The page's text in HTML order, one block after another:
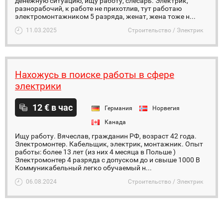
разнорабочий, к работе не прихотлив, тут работаю
электромонтажником 5 разряда, женат, жена тоже н...
11.03.2025 Строительство / Электрик
Нахожусь в поиске работы в сфере
электрики
12 € в час Германия
Норвегия
Канада
Ищу работу. Вячеслав, гражданин РФ, возраст 42 года.
Электромонтер. Кабельщик, электрик, монтажник. Опыт
работы: более 13 лет (из них 4 месяца в Польше )
Электромонтер 4 разряда с допуском до и свыше 1000 В
Коммуникабельный легко обучаемый н...
06.08.2024 Строительство / Электрик